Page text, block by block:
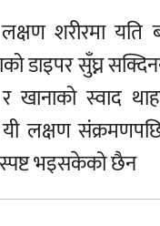
लक्षण शरीरमा
डाइपर सुँघ्न
खानाको स्वाद
यी लक्षण
स्पष्ट भइसकेको छैन